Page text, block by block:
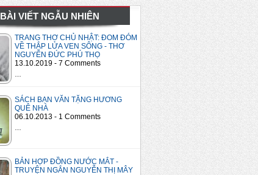
BÀI VIẾT NGẪU NHIÊN
TRANG THƠ CHỦ NHẬT: ĐOM ĐÓM
VỀ THẮP LỬA VEN SÔNG - THƠ
NGUYỄN ĐỨC PHÚ THỌ
13.10.2019 - 7 Comments
SÁCH BẠN VĂN TẶNG HƯƠNG
QUÊ NHÀ
06.10.2013 - 1 Comments
BẢN HỢP ĐỒNG NƯỚC MẮT -
TRUYỆN NGẮN NGUYỄN THỊ MÂY